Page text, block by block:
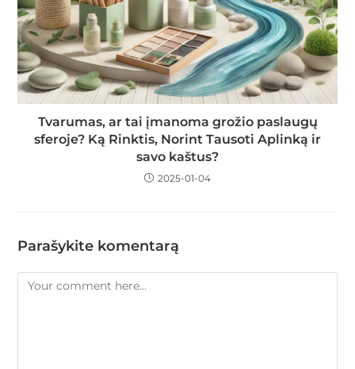
Tvarumas, ar tai įmanoma grožio paslaugų
sferoje? Ką Rinktis, Norint Tausoti Aplinką ir
savo kaštus?
2025-01-04
Parašykite komentarą